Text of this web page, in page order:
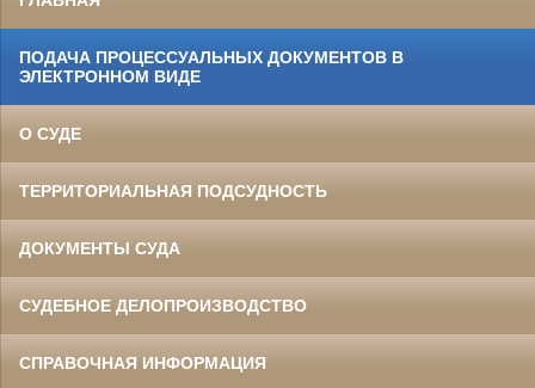
ПОДАЧА ПРОЦЕССУАЛЬНЫХ ДОКУМЕНТОВ В
ЭЛЕКТРОННОМ ВИДЕ
О СУДЕ
ТЕРРИТОРИАЛЬНАЯ ПОДСУДНОСТЬ
ДОКУМЕНТЫ СУДА
СУДЕБНОЕ ДЕЛОПРОИЗВОДСТВО
СПРАВОЧНАЯ ИНФОРМАЦИЯ